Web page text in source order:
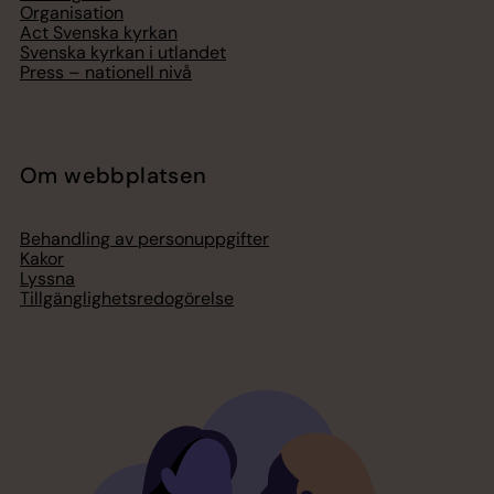
Organisation
Act Svenska kyrkan
Svenska kyrkan i utlandet
Press – nationell nivå
Om webbplatsen
Behandling av personuppgifter
Kakor
Lyssna
Tillgänglighetsredogörelse